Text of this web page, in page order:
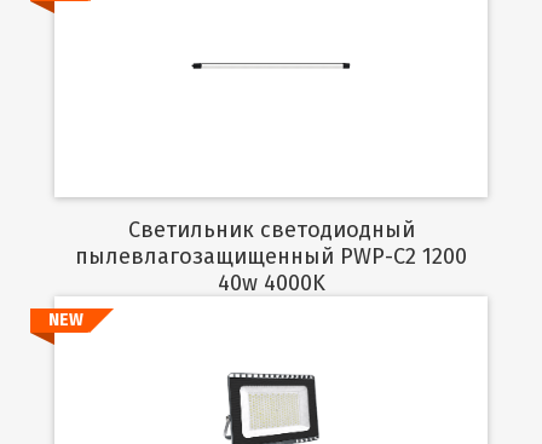
Светильник светодиодный
пылевлагозащищенный PWP-C2 1200
40w 4000K
Подробнее
NEW